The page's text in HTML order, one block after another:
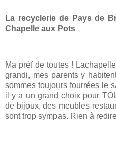
La recyclerie de Pays de
Chapelle aux Pots
Ma préf de toutes !
grandi, mes parents y
sommes toujours fourrées le
il y a un grand choix pour
de bijoux, des meubles
sont trop sympas. Rien à